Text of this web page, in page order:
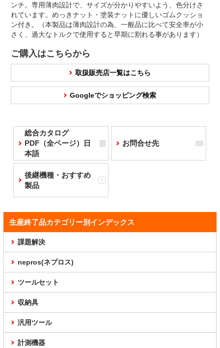
ンチ。専用薄肉設計で、サイズが分かりやすいよう、色分けさ
れています。めっきナット・塗装ナットに優しいゴムクッショ
ン付き。（本製品は薄肉設計の為、一般品に比べて安全率が小
さく、過大なトルクで使用すると早期に割れる事があります）
ご購入はこちらから
取扱販売店一覧はこちら
Googleでショッピング検索
総合カタログ
PDF（全ページ）日
本語
お問合せ先
後継機種・おすすめ
製品
生産終了品カテゴリー別インデックス
課題解決
nepros(ネプロス)
ツールセット
収納具
汎用ツール
計測機器